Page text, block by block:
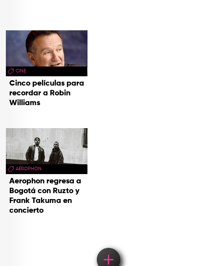
CINE
Cinco películas para
recordar a Robin
Williams
AEROPHON
Aerophon regresa a
Bogotá con Ruzto y
Frank Takuma en
concierto